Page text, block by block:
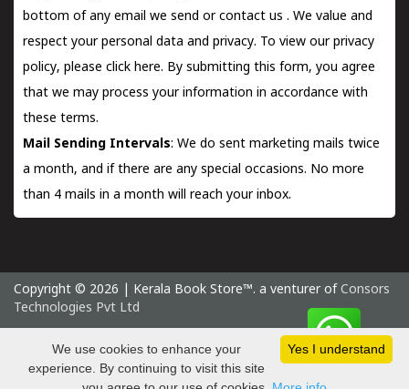
bottom of any email we send orcontact us . We value and
respect your personal data and privacy. To view our privacy
policy, please click here. By submitting this form, you agree
that we may process your information in accordance with
these terms.
Mail Sending Intervals: We do sent marketing mails twice
a month, and if there are any special occasions. No more
than 4 mails in a month will reach your inbox.
Copyright © 2026 | Kerala Book Store™. a venturer of Consors
Technologies Pvt Ltd
Sunday 9 August, 2026 IST
Yes I understand
We use cookies to enhance your
experience. By continuing to visit this site